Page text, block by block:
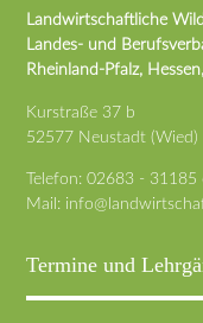
Landwirtschaftliche
Landes- und
Rheinland-Pfalz,
Kurstraße 37 b
52577 Neustadt (Wied)
Telefon:02683 - 31185
Mail:
Termine und